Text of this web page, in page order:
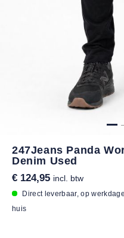
247Jeans Panda
Denim Used
€ 124,95 incl. btw
Direct leverbaar, op
huis